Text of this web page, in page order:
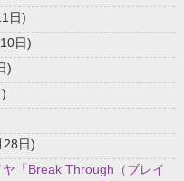
日)
日)
)
28日)
「Break Through（ブレイ